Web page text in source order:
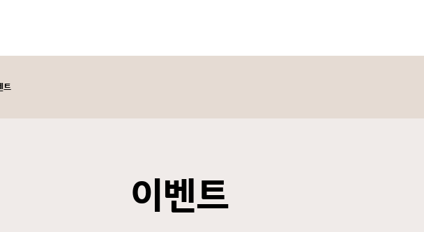
트
이벤트